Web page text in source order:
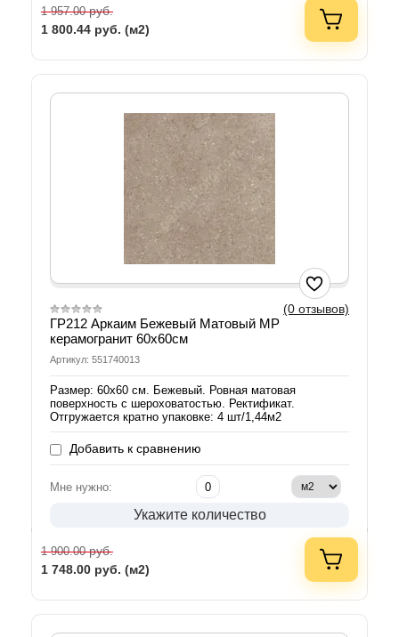
1 957.00руб.
1 800.44 руб. (м2)
(0 отзывов)
ГР212 Аркаим Бежевый Матовый МР
керамогранит 60х60см
Артикул: 551740013
Размер: 60х60 см. Бежевый. Ровная матовая
поверхность с шероховатостью. Ректификат.
Отгружается кратно упаковке: 4 шт/1,44м2
Добавить к сравнению
Мне нужно:
Укажите количество
1 900.00руб.
1 748.00 руб. (м2)